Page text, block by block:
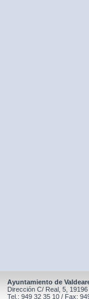
Ayuntamiento de
Dirección C/ Real, 5, 19196
Tel.: 949 32 35 10 / Fax: